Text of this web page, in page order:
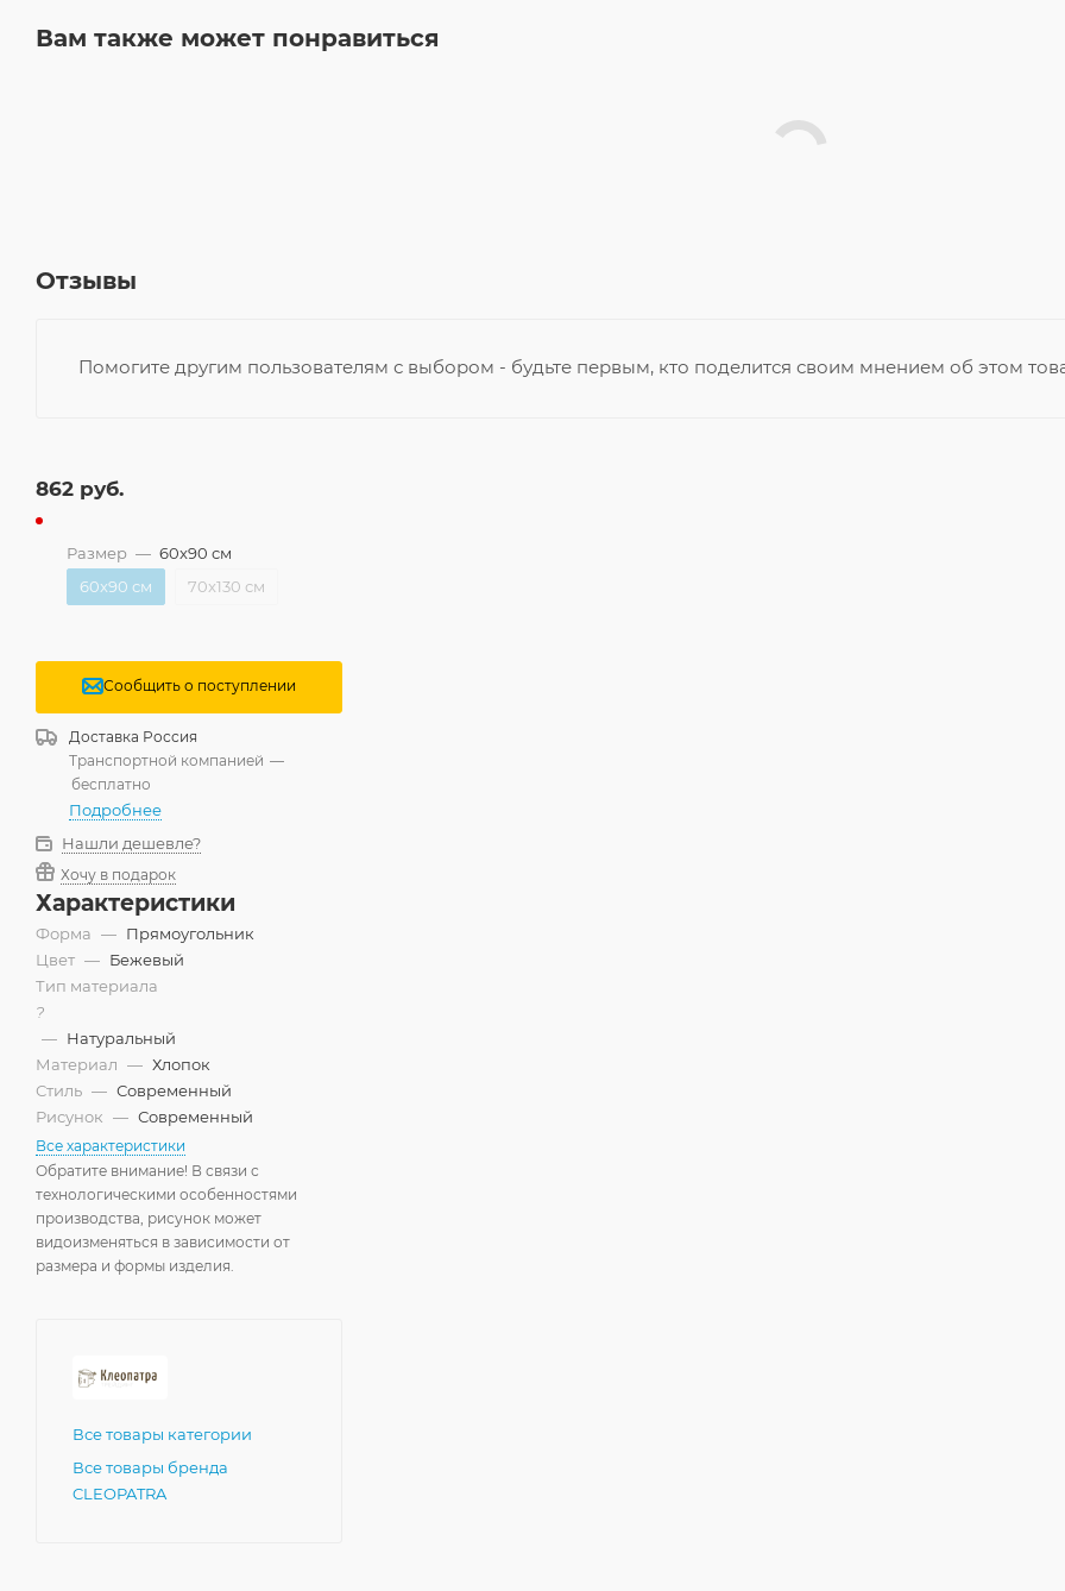
Вам также может понравиться
Отзывы
Помогите другим пользователям с выбором - будьте первым, кто поделится своим мнением об этом
862 руб.
Размер — 60x90 см
60x90 см
70x130 см
Сообщить о поступлении
Доставка Россия
Транспортной компанией —
бесплатно
Подробнее
Нашли дешевле?
Хочу в подарок
Характеристики
Форма — Прямоугольник
Цвет — Бежевый
Тип материала
?
— Натуральный
Материал — Хлопок
Стиль — Современный
Рисунок — Современный
Все характеристики
Обратите внимание! В связи с
технологическими особенностями
производства, рисунок может
видоизменяться в зависимости от
размера и формы изделия.
Все товары категории
Все товары бренда
CLEOPATRA